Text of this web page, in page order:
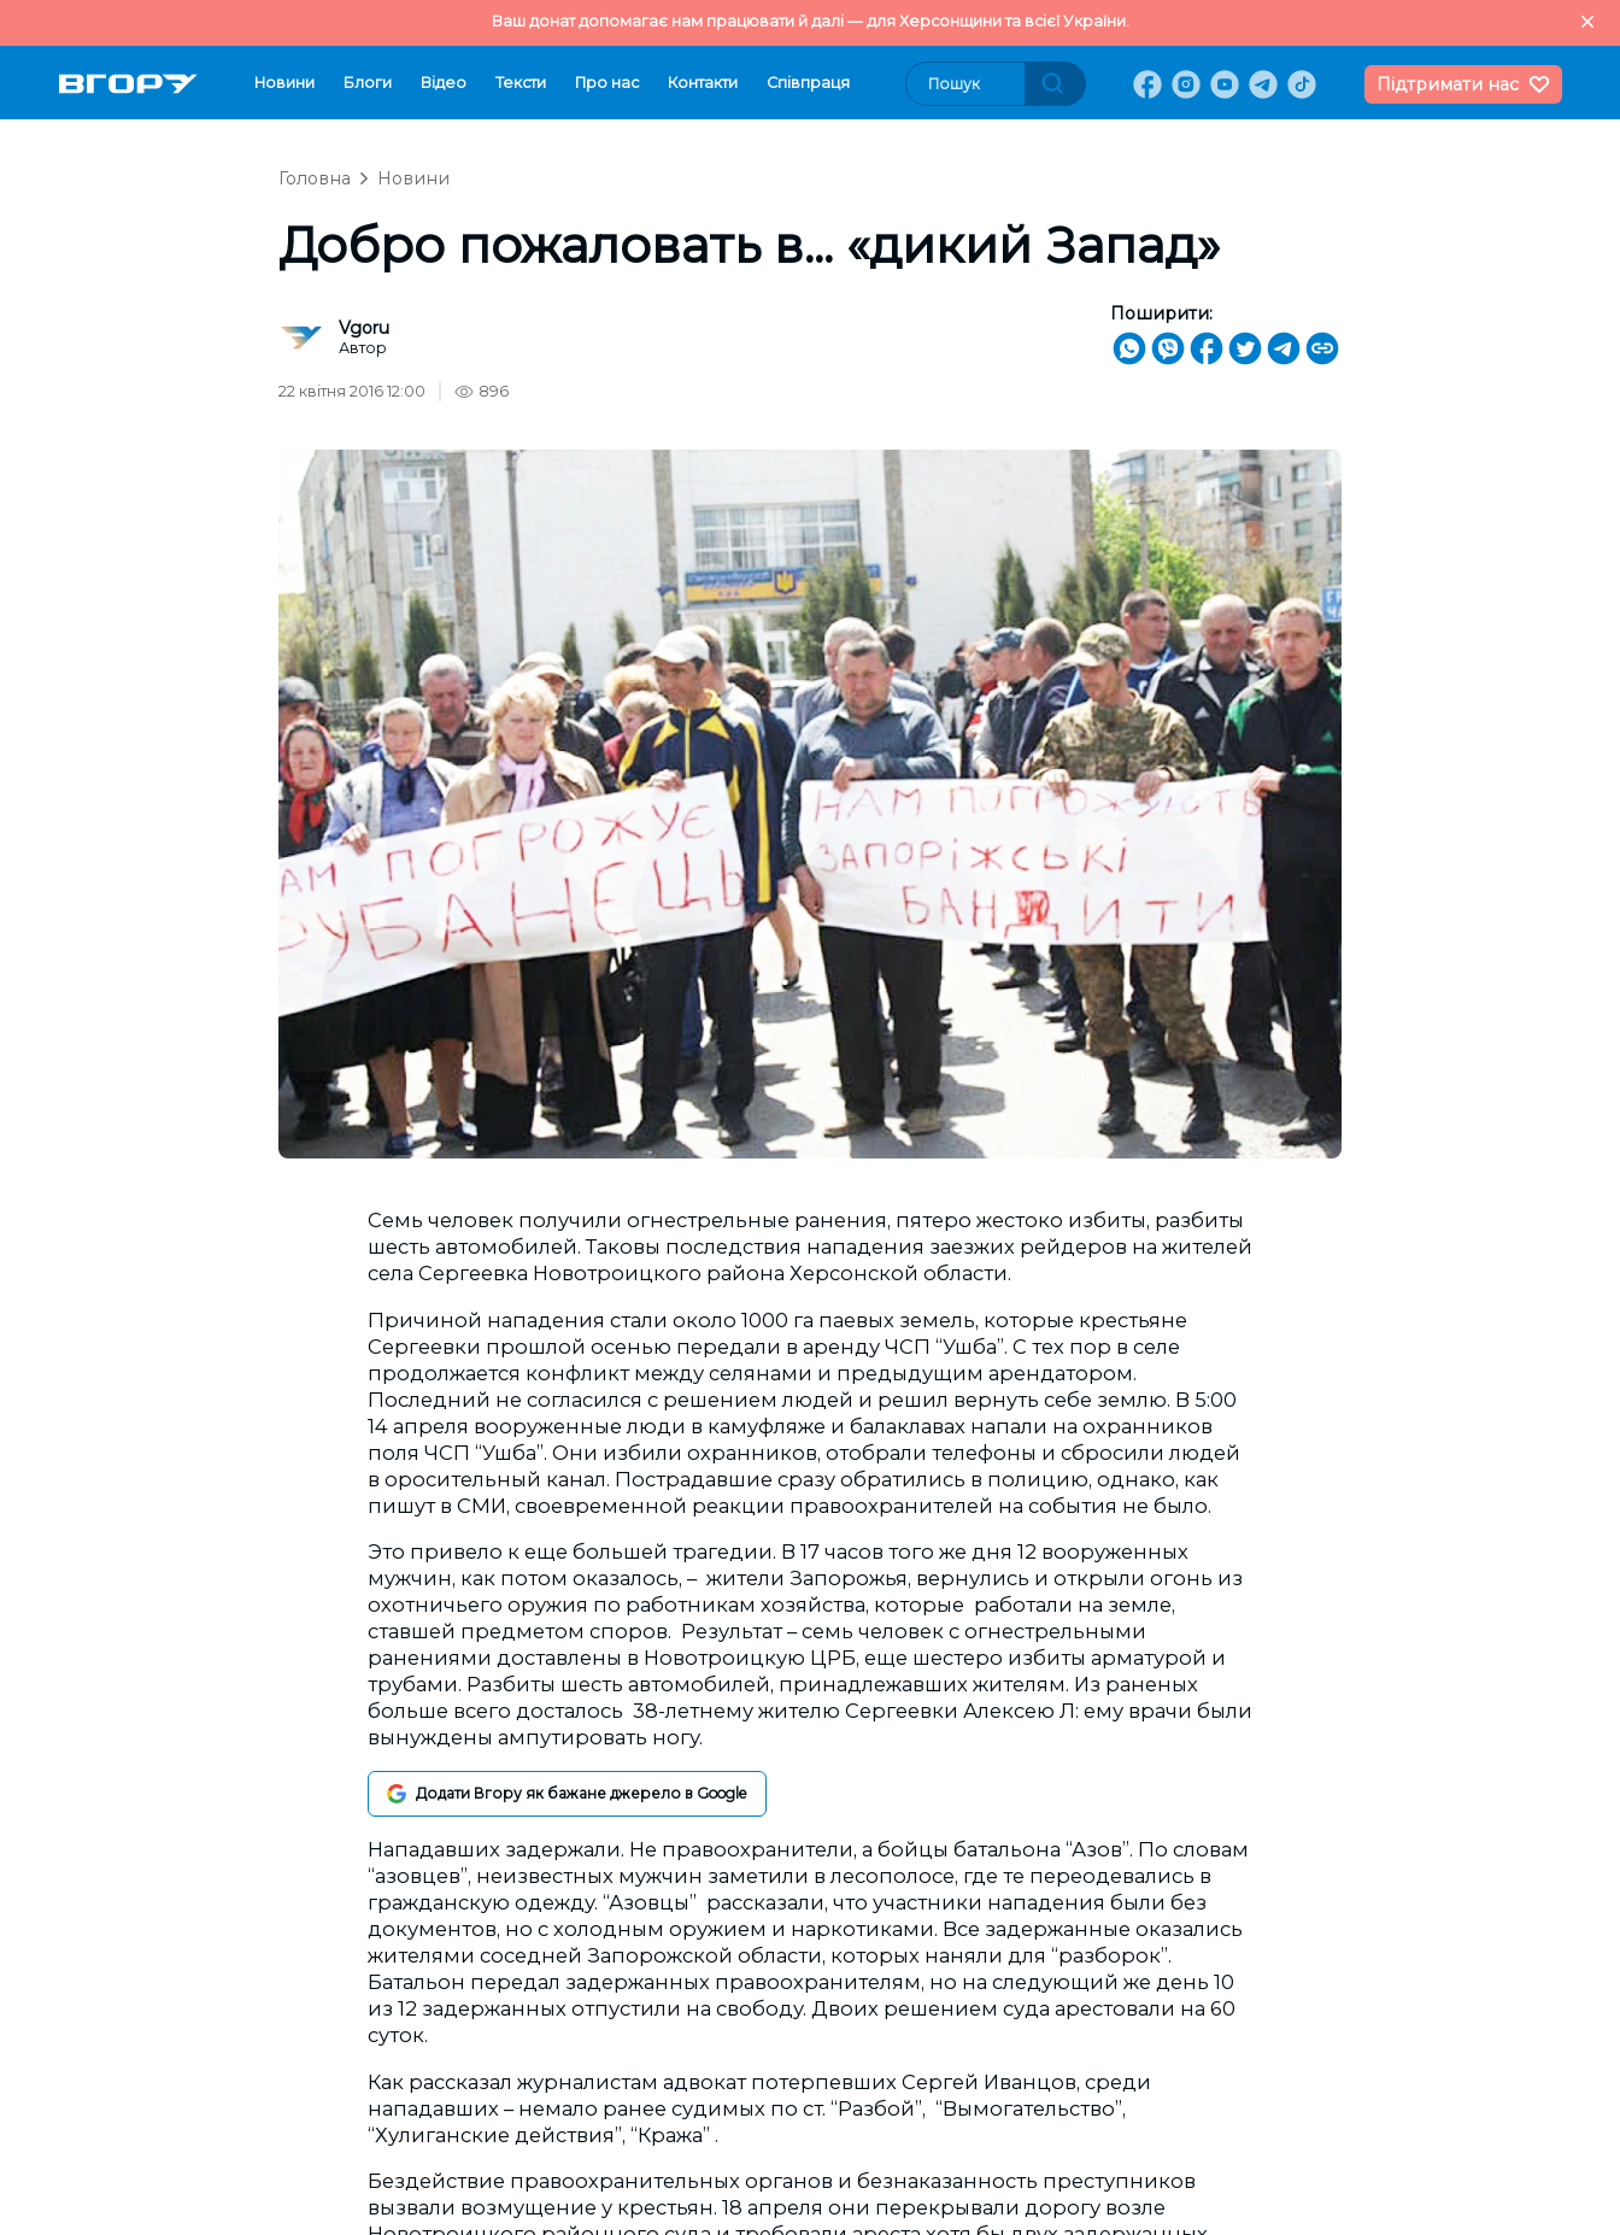
Ваш донат допомагає нам працювати й далі — для Херсонщини та всієї України.
Новини Блоги Відео Тексти Про нас Контакти Cпівпраця Підтримати нас
Головна Новини
Добро пожаловать в... «дикий Запад»
Vgoru
Автор
Поширити:
22 квітня 2016 12:00 896
Семь человек получили огнестрельные ранения, пятеро жестоко избиты, разбиты
шесть автомобилей. Таковы последствия нападения заезжих рейдеров на жителей
села Сергеевка Новотроицкого района Херсонской области.
Причиной нападения стали около 1000 га паевых земель, которые крестьяне
Сергеевки прошлой осенью передали в аренду ЧСП “Ушба”. С тех пор в селе
продолжается конфликт между селянами и предыдущим арендатором.
Последний не согласился с решением людей и решил вернуть себе землю. В 5:00
14 апреля вооруженные люди в камуфляже и балаклавах напали на охранников
поля ЧСП “Ушба”. Они избили охранников, отобрали телефоны и сбросили людей
в оросительный канал. Пострадавшие сразу обратились в полицию, однако, как
пишут в СМИ, своевременной реакции правоохранителей на события не было.
Это привело к еще большей трагедии. В 17 часов того же дня 12 вооруженных
мужчин, как потом оказалось, – жители Запорожья, вернулись и открыли огонь из
охотничьего оружия по работникам хозяйства, которые работали на земле,
ставшей предметом споров. Результат – семь человек с огнестрельными
ранениями доставлены в Новотроицкую ЦРБ, еще шестеро избиты арматурой и
трубами. Разбиты шесть автомобилей, принадлежавших жителям. Из раненых
больше всего досталось 38-летнему жителю Сергеевки Алексею Л: ему врачи были
вынуждены ампутировать ногу.
Додати Вгору як бажане джерело в Google
Нападавших задержали. Не правоохранители, а бойцы батальона “Азов”. По словам
“азовцев”, неизвестных мужчин заметили в лесополосе, где те переодевались в
гражданскую одежду. “Азовцы” рассказали, что участники нападения были без
документов, но с холодным оружием и наркотиками. Все задержанные оказались
жителями соседней Запорожской области, которых наняли для “разборок”.
Батальон передал задержанных правоохранителям, но на следующий же день 10
из 12 задержанных отпустили на свободу. Двоих решением суда арестовали на 60
суток.
Как рассказал журналистам адвокат потерпевших Сергей Иванцов, среди
нападавших – немало ранее судимых по ст. “Разбой”, “Вымогательство”,
“Хулиганские действия”, “Кража” .
Бездействие правоохранительных органов и безнаказанность преступников
вызвали возмущение у крестьян. 18 апреля они перекрывали дорогу возле